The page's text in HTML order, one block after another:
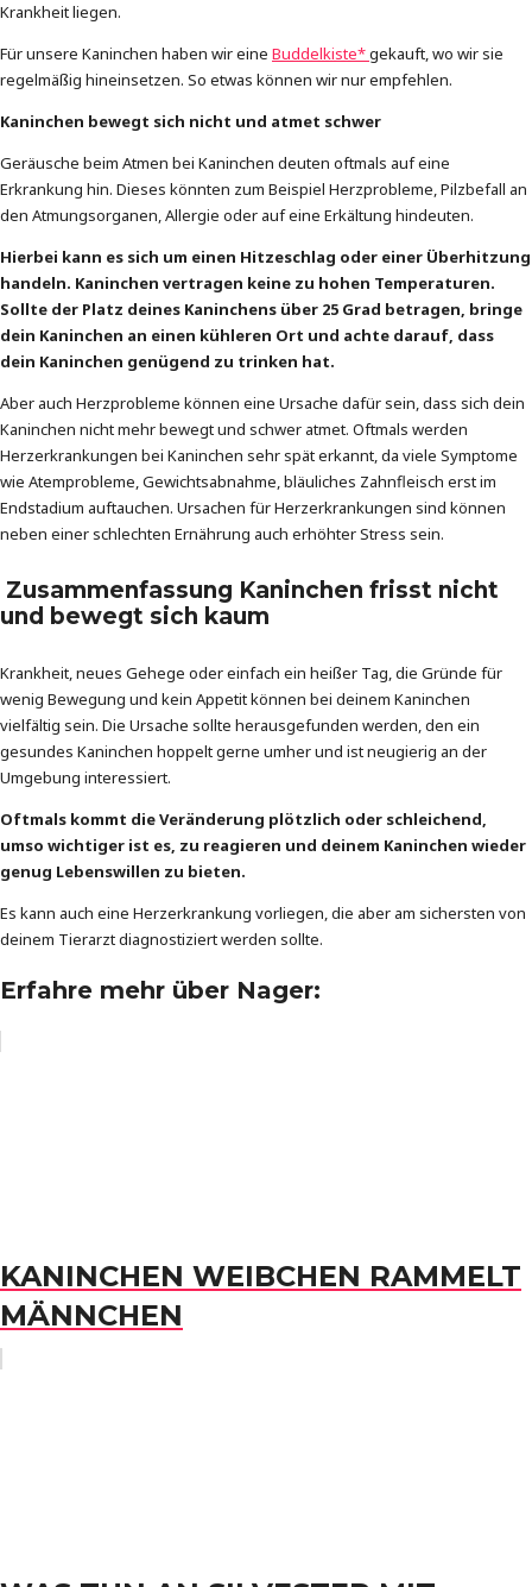
Krankheit liegen.
Für unsere Kaninchen haben wir eine Buddelkiste*gekauft, wo wir sie
regelmäßig hineinsetzen. So etwas können wir nur empfehlen.
Kaninchen bewegt sich nicht und atmet schwer
Geräusche beim Atmen bei Kaninchen deuten oftmals auf eine
Erkrankung hin. Dieses könnten zum Beispiel Herzprobleme, Pilzbefall an
den Atmungsorganen, Allergie oder auf eine Erkältung hindeuten.
Hierbei kann es sich um einen Hitzeschlag oder einer Überhitzung
handeln. Kaninchen vertragen keine zu hohen Temperaturen.
Sollte der Platz deines Kaninchens über 25 Grad betragen, bringe
dein Kaninchen an einen kühleren Ort und achte darauf, dass
dein Kaninchen genügend zu trinken hat.
Aber auch Herzprobleme können eine Ursache dafür sein, dass sich dein
Kaninchen nicht mehr bewegt und schwer atmet. Oftmals werden
Herzerkrankungen bei Kaninchen sehr spät erkannt, da viele Symptome
wie Atemprobleme, Gewichtsabnahme, bläuliches Zahnfleisch erst im
Endstadium auftauchen. Ursachen für Herzerkrankungen sind können
neben einer schlechten Ernährung auch erhöhter Stress sein.
Zusammenfassung Kaninchen frisst nicht
und bewegt sich kaum
Krankheit, neues Gehege oder einfach ein heißer Tag, die Gründe für
wenig Bewegung und kein Appetit können bei deinem Kaninchen
vielfältig sein. Die Ursache sollte herausgefunden werden, den ein
gesundes Kaninchen hoppelt gerne umher und ist neugierig an der
Umgebung interessiert.
Oftmals kommt die Veränderung plötzlich oder schleichend,
umso wichtiger ist es, zu reagieren und deinem Kaninchen wieder
genug Lebenswillen zu bieten.
Es kann auch eine Herzerkrankung vorliegen, die aber am sichersten von
deinem Tierarzt diagnostiziert werden sollte.
Erfahre mehr über Nager:
KANINCHEN WEIBCHEN RAMMELT
MÄNNCHEN